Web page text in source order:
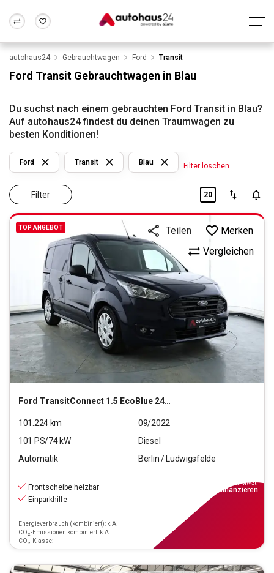
Wir bewerten dein Auto
Alle Fragen & Antworten
Rund um die Inzahlungnahme
Frankfurt Wuppertal
autohaus24 Gebrauchtwagen Ford Transit
Ford Transit Gebrauchtwagen in Blau
Du suchst nach einem gebrauchten Ford Transit in Blau?
Auf autohaus24 findest du deinen Traumwagen zu
besten Konditionen!
Filter
Ford Transit Blau Filter löschen
20
TOP ANGEBOT
Ford TransitConnect 1.5 EcoBlue 240 (L1) Trend S/S (EUR
Vergleichen
Teilen Merken
101.224km
09/2022
101 PS/74kW
Diesel
Automatik
Berlin / Ludwigsfelde
Frontscheibe heizbar
Einparkhilfe
Energieverbrauch (kombiniert): k.A.
CO₂-Emissionen kombiniert: k.A.
CO₂-Klasse:
inkl.MwSt.
finanzieren